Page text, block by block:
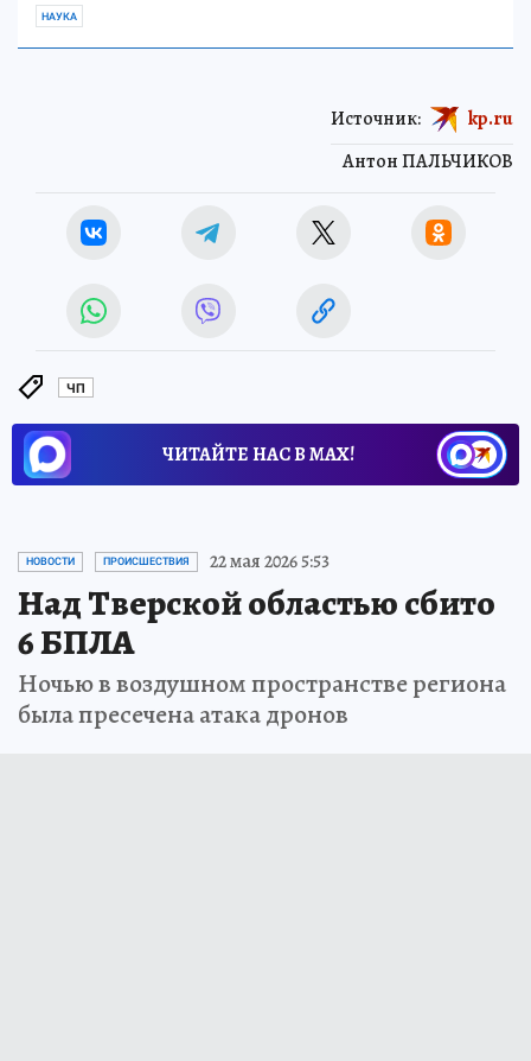
НАУКА
Антон ПАЛЬЧИКОВ
Источник: kp.ru
ЧП
ЧИТАЙТЕ НАС В МАХ!
НОВОСТИ ПРОИСШЕСТВИЯ 22 мая 2026 5:53
Над Тверской областью сбито
6 БПЛА
Ночью в воздушном пространстве региона
была пресечена атака дронов